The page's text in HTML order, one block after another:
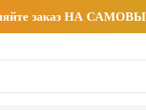
заказ НА